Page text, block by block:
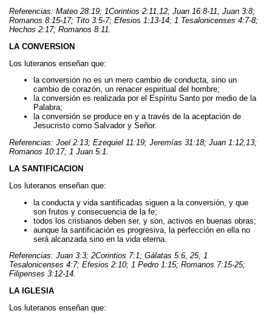
Referencias: Mateo 28:19; 1Corintios 2:11,12; Juan 16:8-11, Juan 3:8;
Romanos 8:15-17; Tito 3:5-7; Efesios 1:13-14; 1 Tesalonicenses 4:7-8;
Hechos 2:17; Romanos 8:11.
LA CONVERSION
Los luteranos enseñan que:
la conversión no es un mero cambio de conducta, sino un
cambio de corazón, un renacer espiritual del hombre;
la conversión es realizada por el Espíritu Santo por medio de la
Palabra;
la conversión se produce en y a través de la aceptación de
Jesucristo como Salvador y Señor.
Referencias: Joel 2:13; Ezequiel 11:19; Jeremías 31:18; Juan 1:12,13;
Romanos 10:17; 1 Juan 5:1.
LA SANTIFICACION
Los luteranos enseñan que:
la conducta y vida santificadas siguen a la conversión, y que
son frutos y consecuencia de la fe;
todos los cristianos deben ser, y son, activos en buenas obras;
aunque la santificación es progresiva, la perfección en ella no
será alcanzada sino en la vida eterna.
Referencias: Juan 3:3; 2Corintios 7:1; Gálatas 5:6, 25; 1
Tesalonicenses 4:7; Efesios 2:10; 1 Pedro 1:15; Romanos 7:15-25;
Filipenses 3:12-14.
LA IGLESIA
Los luteranos enseñan que: